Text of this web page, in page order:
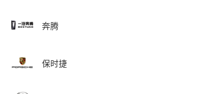
奔腾
保时捷